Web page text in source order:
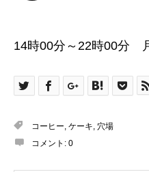
14時00分～22時00分
コーヒー, ケーキ, 穴場
コメント: 0